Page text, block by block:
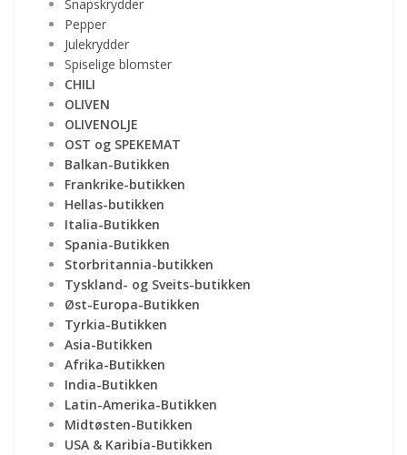
Snapskrydder
Pepper
Julekrydder
Spiselige blomster
CHILI
OLIVEN
OLIVENOLJE
OST og SPEKEMAT
Balkan-Butikken
Frankrike-butikken
Hellas-butikken
Italia-Butikken
Spania-Butikken
Storbritannia-butikken
Tyskland- og Sveits-butikken
Øst-Europa-Butikken
Tyrkia-Butikken
Asia-Butikken
Afrika-Butikken
India-Butikken
Latin-Amerika-Butikken
Midtøsten-Butikken
USA & Karibia-Butikken